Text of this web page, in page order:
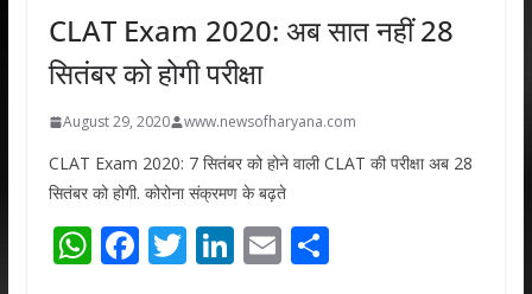
CLAT Exam 2020: अब सात नहीं 28
सितंबर को होगी परीक्षा
August 29, 2020 www.newsofharyana.com
CLAT Exam 2020: 7 सितंबर को होने वाली CLAT की परीक्षा अब 28
सितंबर को होगी. कोरोना संक्रमण के बढ़ते
W F T Li E S